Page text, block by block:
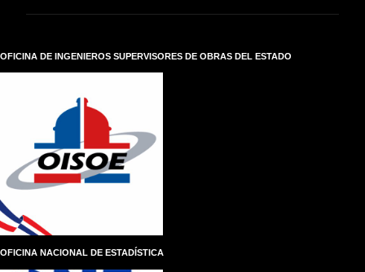
OFICINA DE INGENIEROS SUPERVISORES DE OBRAS DEL ESTADO
OFICINA NACIONAL DE ESTADÍSTICA